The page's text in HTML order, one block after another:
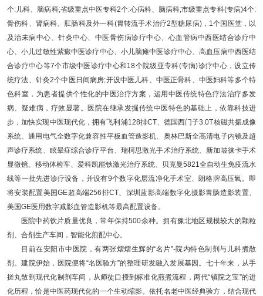
个:儿科、脑病科;省级重点中医专科2个:心病科、脑病科;市级重点专科(专病)4个:
骨伤科、肾病科、肛肠科及外一科(胃转流手术治疗2型糖尿病)，1个国医堂，以
及治未病中心、针灸中心、中医骨伤病诊疗中心、心血管病中西医结合诊疗中
心、小儿过敏性紫癜中医诊疗中心、小儿脑瘫中医诊疗中心、高血压病中西医结
合诊疗中心等7个市级中医诊疗中心和18个院级亚专科(专病)诊疗中心，设立传
统疗法、针灸2个中医日间病房;开设中医儿科、中医正骨科、中医妇科等多个特
色科室，为患者提供个性化的中医治疗方案，运用中医传统特色疗法治疗多发
病、疑难病，疗效显著。医院在继承发掘传统中医特色的基础上，依靠科技进
步，加快实现中医现代化，拥有飞利浦128排CT、德国西门子3.0T核磁共振成像
系统、通用电气全数字化兼容性平板血管造影机、奥林巴斯全高清电子内镜及超
声诊疗系统、眩晕症综合诊疗平台、瑞柯思激光手术治疗系统、新加坡徕卡手术
显微镜、移动体检车、爱科凯能钬激光治疗系统、贝克曼5821全自动生免疫流水
线等一批先进诊疗设备，并设有9个数字化层流净化手术室、朗格牌高压氧。即
将安装配置美国GE超高端256排CT、深圳蓝影高端数字化摄影胃肠造影装置、
美国GE医用数字减影血管造影机等最高配置设备。
医院中药饮片质量优良，常年保持500余种。拥有豫北地区规模较大的颗粒
剂、合剂生产车间，智能化煎配中心。
目前在安阳市中医院，有两张熠熠生辉的“名片”-院内特色制剂与儿科煮散
剂。建院伊始，医院便将“名医验方”的整理研发融入发展基因。七十年来，从手
搓丸散到现代化制剂车间，从师徒口授到标准化煎煮流程，两代“镇院之宝”的进
化历程，恰是中医药现代化的一个生动缩影。依托名老中医经典验方，结合现代